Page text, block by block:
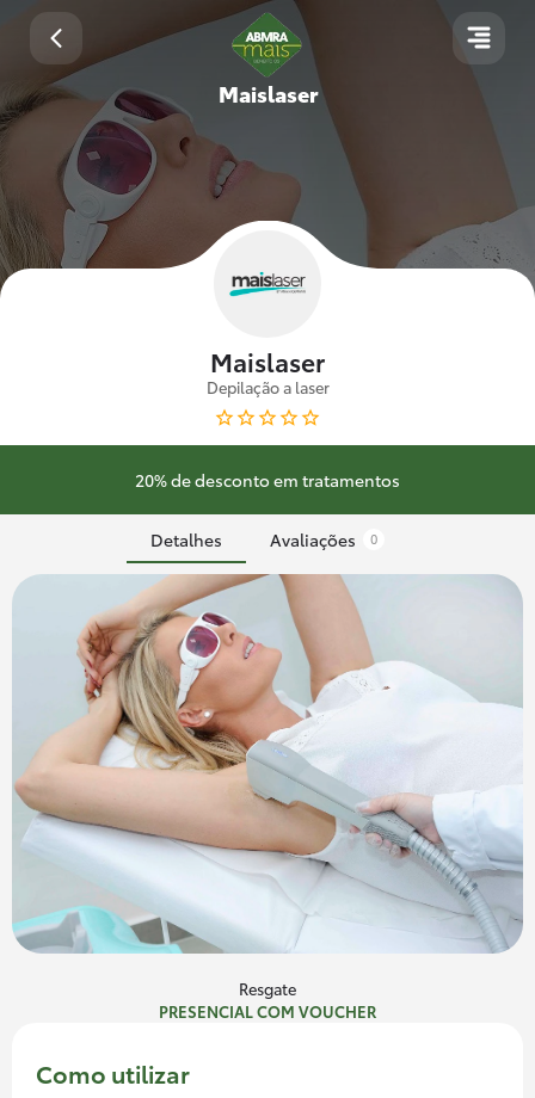
Maislaser
Maislaser
Depilação a laser
20% de desconto em tratamentos
Detalhes Avaliações 0
Resgate
PRESENCIAL COM VOUCHER
Como utilizar